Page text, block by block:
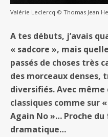
Valérie Leclercq © Thomas Jean
A tes débuts, j’avais
« sadcore », mais
passés de choses très
des morceaux denses,
diversifiés. Avec même
classiques comme sur
Again No »… Proche
dramatique…